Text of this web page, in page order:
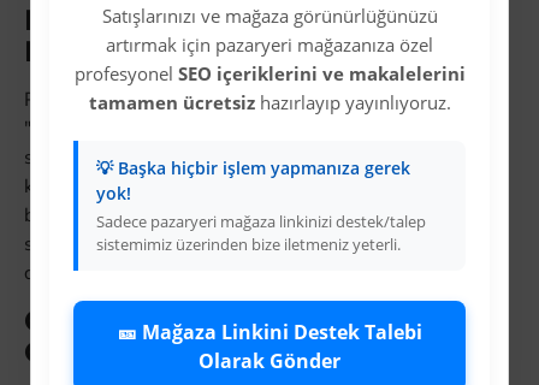
Satışlarınızı ve mağaza görünürlüğünüzü
artırmak için pazaryeri mağazanıza özel
profesyonel SEO içeriklerini ve makalelerini
tamamen ücretsizhazırlayıp yayınlıyoruz.
💡 Başka hiçbir işlem yapmanıza gerek
yok!
Sadece pazaryeri mağaza linkinizi destek/talep
sistemimiz üzerinden bize iletmeniz yeterli.
🎫 Mağaza Linkini Destek Talebi
Olarak Gönder
Hepsiburada'da Banyo
Bataryaları Satışı İçin Öneriler
Pazaryerinde üst sıralara çıkmak için ürün başlıklarına
"banyo bataryaları dropshipping", "banyo bataryaları
satın al" ve "banyo bataryaları uygun fiyat" gibi uzun
kuyruk anahtar kelimeler ekleyin. Ürün açıklamalarında
beden/ölçü tablosunu, malzeme bilgisini ve kargo
süresini mutlaka belirtin. Bu detaylar iade oranını
düşürür, müşteri memnuniyetini artırır.
Colezium XML Entegrasyonu ile
Otomatik Yönetim